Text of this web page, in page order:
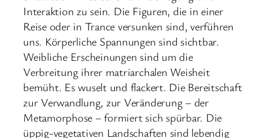
Interaktion zu sein. Die Figuren, die in einer
Reise oder in Trance versunken sind, verführen
uns. Körperliche Spannungen sind sichtbar.
Weibliche Erscheinungen sind um die
Verbreitung ihrer matriarchalen Weisheit
bemüht. Es wuselt und flackert. Die Bereitschaft
zur Verwandlung, zur Veränderung – der
Metamorphose – formiert sich spürbar. Die
üppig-vegetativen Landschaften sind lebendig